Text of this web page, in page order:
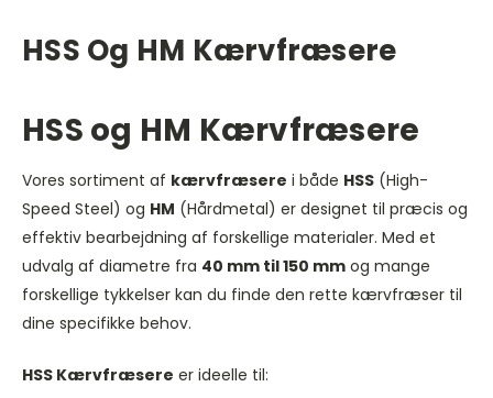
HSS Og HM Kærvfræsere
HSS og HM Kærvfræsere
Vores sortiment af kærvfræsere i både HSS (High-
Speed Steel) og HM (Hårdmetal) er designet til præcis og
effektiv bearbejdning af forskellige materialer. Med et
udvalg af diametre fra 40 mm til 150 mm og mange
forskellige tykkelser kan du finde den rette kærvfræser til
dine specifikke behov.
HSS Kærvfræsere er ideelle til: